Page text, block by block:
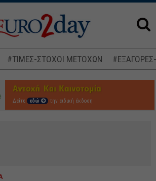
#ΤΙΜΕΣ-ΣΤΟΧΟΙ ΜΕΤΟΧΩΝ
Δείτε εδώ την ειδική έκδοση